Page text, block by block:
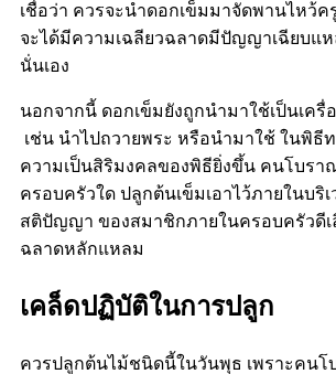
เชื่อว่า ควรจะนำดอกเข็มมาจัดพานไหว้
จะได้มีความเฉลียวฉลาดมีปัญญาเฉียบแห
นั่นเอง
นอกจากนี้ ดอกเข็มยังถูกนำมาใช้เป็นเครื่
เช่น นำไปถวายพระ หรือนำมาใช้ ในพิธี
ความเป็นสิริมงคลของพิธียิ่งขึ้น คนโบรา
ครอบครัวใด ปลูกต้นเข็มเอาไว้ภายในบริ
สติปัญญา ของสมาชิกภายในครอบครัวดีเ
ฉลาดหลักแหลม
เคล็ดปฏิบัติในการปลูก
ควรปลูกต้นไม้ชนิดนี้ในวันพุธ เพราะคนโ